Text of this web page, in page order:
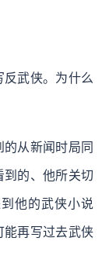
武侠。为什么
从新闻时局同
到的、他所关切
他的武侠小说
能再写过去武侠